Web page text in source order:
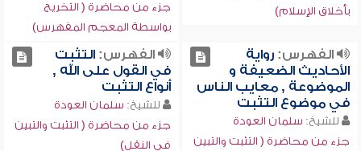
بأخلاق الإسلام)
جزء من محاضرة ( التخريج
بواسطة المعجم المفهرس)
الفهرس:رواية
الأحاديث الضعيفة و
الموضوعة , معايب الناس
في موضوع التثبت
للشيخ: سلمان العودة
جزء من محاضرة ( التثبت والتبين
الفهرس:التثبت
في القول على الله ,
أنواع التثبت
للشيخ: سلمان العودة
جزء من محاضرة ( التثبت والتبين
في النقل)